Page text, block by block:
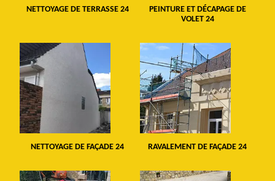
NETTOYAGE DE TERRASSE 24
PEINTURE ET DÉCAPAGE DE
VOLET 24
NETTOYAGE DE FAÇADE 24 RAVALEMENT DE FAÇADE 24